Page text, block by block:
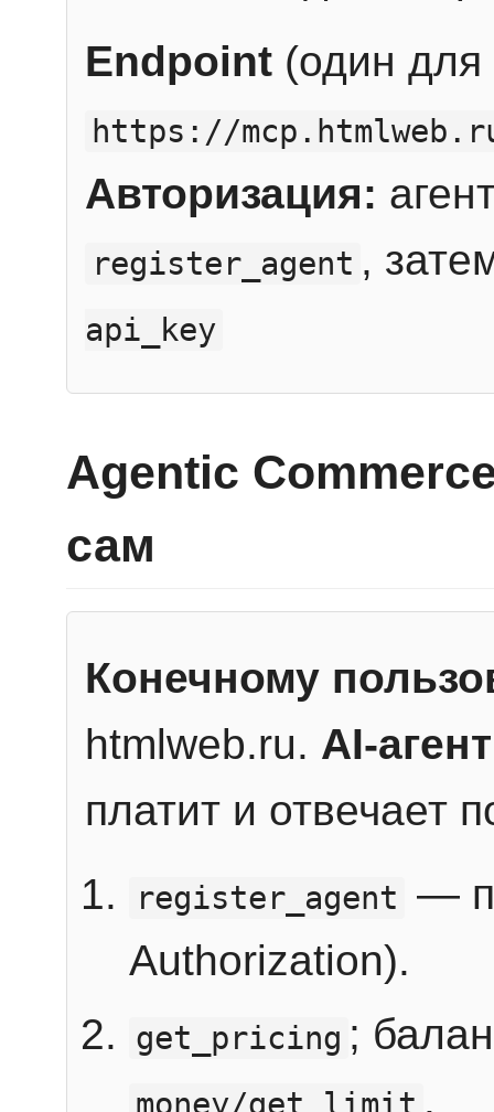
Endpoint (один для
https://
Авторизация:
register_agent ,
api_key
Agentic
сам
Конечному
htmlweb.ru. AI-агент
платит и отвечает
register_agent —
Authorization).
get_pricing ;
.